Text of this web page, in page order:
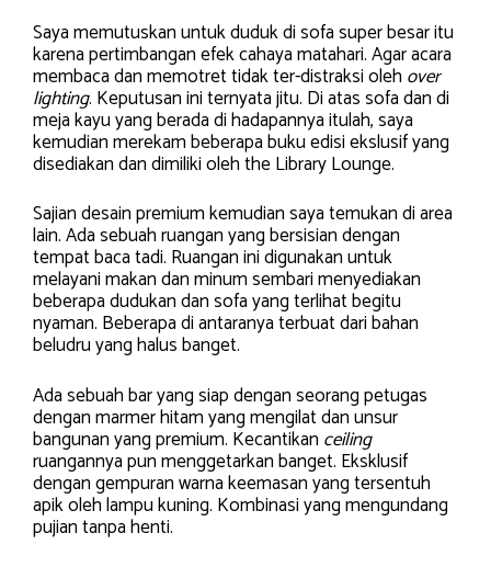
Saya memutuskan untuk duduk di sofa super besar itu
karena pertimbangan efek cahaya matahari. Agar acara
membaca dan memotret tidak ter-distraksi oleh over
lighting. Keputusan ini ternyata jitu. Di atas sofa dan di
meja kayu yang berada di hadapannya itulah, saya
kemudian merekam beberapa buku edisi ekslusif yang
disediakan dan dimiliki oleh the Library Lounge.
Sajian desain premium kemudian saya temukan di area
lain. Ada sebuah ruangan yang bersisian dengan
tempat baca tadi. Ruangan ini digunakan untuk
melayani makan dan minum sembari menyediakan
beberapa dudukan dan sofa yang terlihat begitu
nyaman. Beberapa di antaranya terbuat dari bahan
beludru yang halus banget.
Ada sebuah bar yang siap dengan seorang petugas
dengan marmer hitam yang mengilat dan unsur
bangunan yang premium. Kecantikan ceiling
ruangannya pun menggetarkan banget. Eksklusif
dengan gempuran warna keemasan yang tersentuh
apik oleh lampu kuning. Kombinasi yang mengundang
pujian tanpa henti.